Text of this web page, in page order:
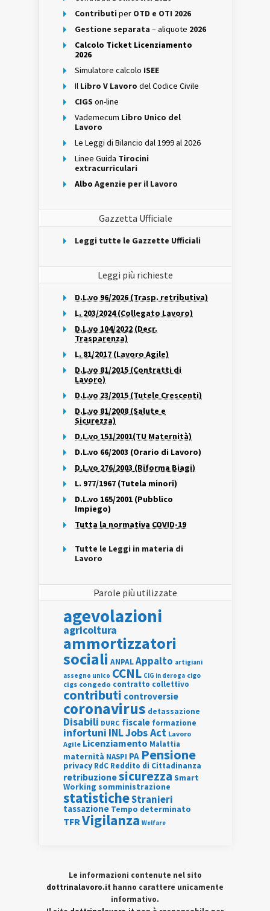
Contributi per OTD e OTI 2026
Gestione separata – aliquote 2026
Calcolo Ticket Licenziamento
2026
Simulatore calcolo ISEE
Il Libro V Lavoro del Codice Civile
CIGS on-line
Vademecum Libro Unico del
Lavoro
Le Leggi di Bilancio dal 1999 al 2026
Linee Guida Tirocini
extracurriculari
Albo Agenzie per il Lavoro
Gazzetta Ufficiale
Leggi tutte le Gazzette Ufficiali
Leggi più richieste
D.L.vo 96/2026 (Trasp. retributiva)
L. 203/2024 (Collegato Lavoro)
D.L.vo 104/2022 (Decr.
Trasparenza)
L. 81/2017 (Lavoro Agile)
D.L.vo 81/2015 (Contratti di
Lavoro)
D.L.vo 23/2015 (Tutele Crescenti)
D.L.vo 81/2008 (Salute e
Sicurezza)
D.L.vo 151/2001(TU Maternità)
D.L.vo 66/2003 (Orario di Lavoro)
D.L.vo 276/2003 (Riforma Biagi)
L. 977/1967 (Tutela minori)
D.L.vo 165/2001 (Pubblico
Impiego)
Tutta la normativa COVID-19
Tutte le Leggi in materia di
Lavoro
Parole più utilizzate
agevolazioni
agricoltura
ammortizzatori
sociali ANPALAppalto artigiani
assegno unico CCNL CIG in deroga cigo
cigs congedo contratto collettivo
contributi controversie
coronavirus detassazione
Disabili DURC fiscale formazione
infortuni INLJobs Act Lavoro
Agile Licenziamento Malattia
maternità NASPI PA Pensione
privacy RdC Reddito di Cittadinanza
retribuzionesicurezza Smart
Working somministrazione
statisticheStranieri
tassazione Tempo determinato
TFRVigilanza Welfare
Le informazioni contenute nel sito
dottrinalavoro.it hanno carattere unicamente
informativo.